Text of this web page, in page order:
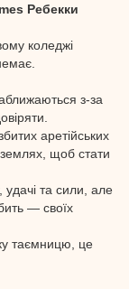
Ребекки
коледжі
з-за
аретійських
щоб стати
удачі та сили, але
— своїх
таємницю, це